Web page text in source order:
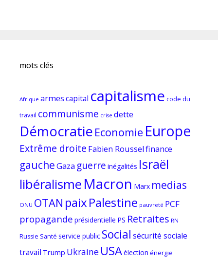
mots clés
Afrique armescapital capitalisme code du
travail communisme crise dette
Démocratie Economie Europe
Extrême droite Fabien Rousselfinance
gaucheGaza guerre inégalités Israël
libéralismeMacron Marx medias
ONU OTAN paixPalestine pauvreté PCF
propagande présidentielle PS Retraites RN
Russie Santé service public Social sécurité sociale
travail Trump Ukraine USAélection énergie